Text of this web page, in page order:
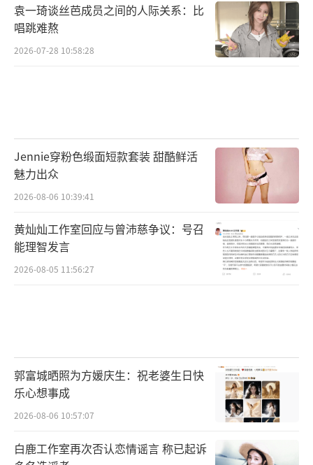
袁一琦谈丝芭成员之间的人际关系：比
唱跳难熬
2026-07-28 10:58:28
Jennie穿粉色缎面短款套装 甜酷鲜活
魅力出众
2026-08-06 10:39:41
黄灿灿工作室回应与曾沛慈争议：号召
能理智发言
2026-08-05 11:56:27
郭富城晒照为方媛庆生：祝老婆生日快
乐心想事成
2026-08-06 10:57:07
白鹿工作室再次否认恋情谣言 称已起诉